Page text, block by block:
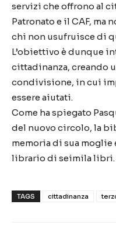
servizi che offrono al
Patronato e il CAF, ma
chi non usufruisce di
L’obiettivo è dunque
cittadinanza, creando
condivisione, in cui
essere aiutati.
Come ha spiegato
del nuovo circolo, la
memoria di sua
librario di seimila libri.
TAGS cittadinanza